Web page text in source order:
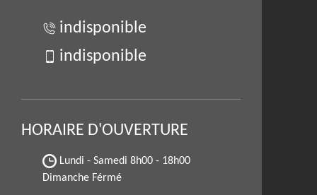
indisponible
indisponible
HORAIRE D'OUVERTURE
Lundi - Samedi 8h00 - 18h00
Dimanche Férmé